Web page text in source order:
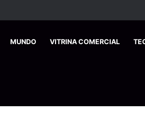
MUNDO VITRINA COMERCIAL